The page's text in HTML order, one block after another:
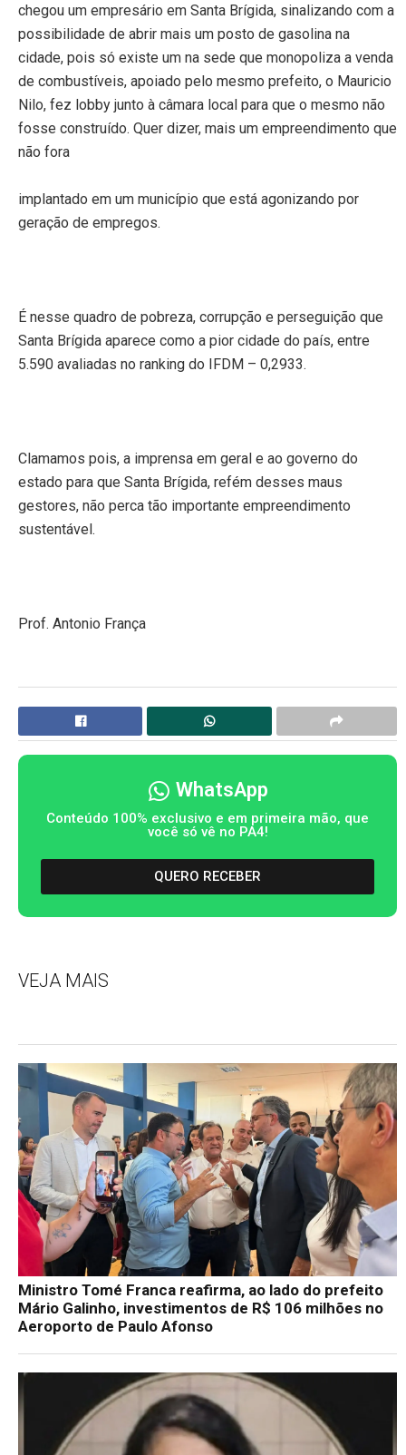
chegou um empresário em Santa Brígida, sinalizando com a
possibilidade de abrir mais um posto de gasolina na
cidade, pois só existe um na sede que monopoliza a venda
de combustíveis, apoiado pelo mesmo prefeito, o Mauricio
Nilo, fez lobby junto à câmara local para que o mesmo não
fosse construído. Quer dizer, mais um empreendimento que
não fora
implantado em um município que está agonizando por
geração de empregos.
É nesse quadro de pobreza, corrupção e perseguição que
Santa Brígida aparece como a pior cidade do país, entre
5.590 avaliadas no ranking do IFDM – 0,2933.
Clamamos pois, a imprensa em geral e ao governo do
estado para que Santa Brígida, refém desses maus
gestores, não perca tão importante empreendimento
sustentável.
Prof. Antonio França
WhatsApp
Conteúdo 100% exclusivo e em primeira mão, que
você só vê no PA4!
QUERO RECEBER
VEJA MAIS
Ministro Tomé Franca reafirma, ao lado do prefeito
Mário Galinho, investimentos de R$ 106 milhões no
Aeroporto de Paulo Afonso